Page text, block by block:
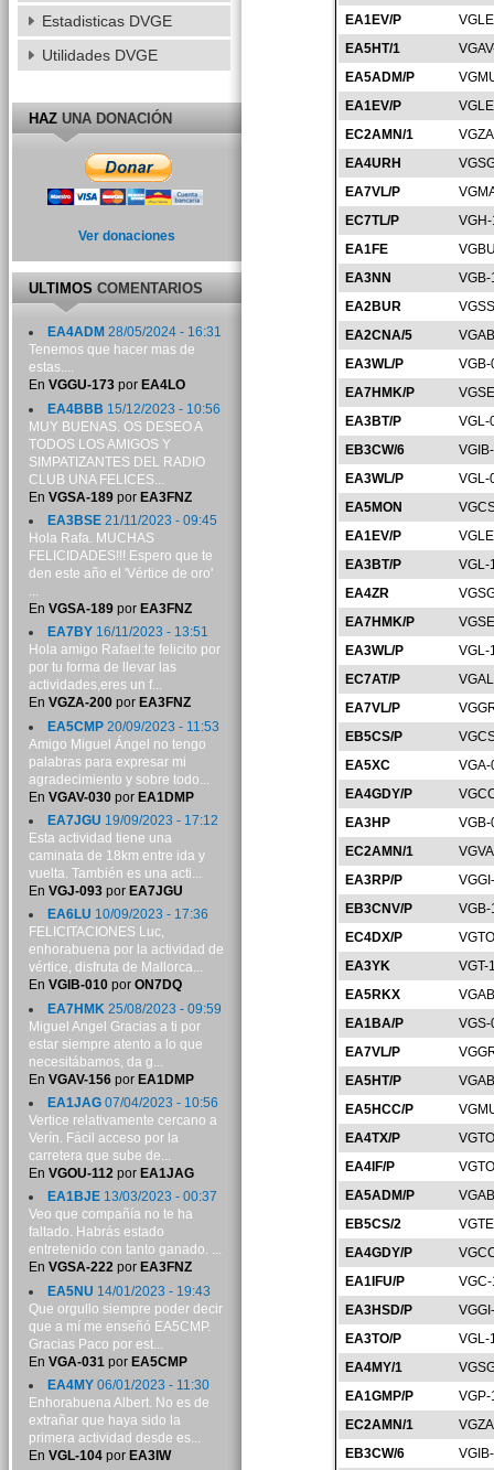
EA1EV/P
EA5HT/1
EA5ADM/P
EA1EV/P
EC2AMN/1
EA4URH
EA7VL/P
EC7TL/P
EA1FE
EA3NN
EA2BUR
EA2CNA/5
EA3WL/P
EA7HMK/P
EA3BT/P
VGL-
EB3CW/6
EA3WL/P
VGL-
EA5MON
EA1EV/P
EA3BT/P
VGL-
EA4ZR
EA7HMK/P
EA3WL/P
VGL-
EC7AT/P
EA7VL/P
EB5CS/P
EA5XC
EA4GDY/P
EA3HP
EC2AMN/1
EA3RP/P
EB3CNV/P
EC4DX/P
EA3YK
VGT-
EA5RKX
EA1BA/P
EA7VL/P
EA5HT/P
EA5HCC/P
EA4TX/P
EA4IF/P
EA5ADM/P
EB5CS/2
EA4GDY/P
EA1IFU/P
EA3HSD/P
EA3TO/P
VGL-
EA4MY/1
EA1GMP/P
EC2AMN/1
EB3CW/6
Estadisticas DVGE
Utilidades DVGE
HAZUNA DONACIÓN
Ver donaciones
ULTIMOSCOMENTARIOS
EA4ADM 28/05/2024 - 16:31
Tenemos que hacer mas de
estas....
En VGGU-173por EA4LO
EA4BBB 15/12/2023 - 10:56
MUY BUENAS. OS DESEO A
TODOS LOS AMIGOS Y
SIMPATIZANTES DEL RADIO
CLUB UNA FELICES...
En VGSA-189por EA3FNZ
EA3BSE21/11/2023 - 09:45
Hola Rafa. MUCHAS
FELICIDADES!!! Espero que te
den este año el 'Vértice de oro'
...
En VGSA-189por EA3FNZ
EA7BY16/11/2023 - 13:51
Hola amigo Rafael:te felicito por
por tu forma de llevar las
actividades,eres un f...
En VGZA-200por EA3FNZ
EA5CMP20/09/2023 - 11:53
Amigo Miguel Ángel no tengo
palabras para expresar mi
agradecimiento y sobre todo...
En VGAV-030por EA1DMP
EA7JGU 19/09/2023 - 17:12
Esta actividad tiene una
caminata de 18km entre ida y
vuelta. También es una acti...
En VGJ-093por EA7JGU
EA6LU 10/09/2023 - 17:36
FELICITACIONES Luc,
enhorabuena por la actividad de
vértice, disfruta de Mallorca...
En VGIB-010por ON7DQ
EA7HMK 25/08/2023 - 09:59
Miguel Angel Gracias a ti por
estar siempre atento a lo que
necesitábamos, da g...
En VGAV-156por EA1DMP
EA1JAG07/04/2023 - 10:56
Vertice relativamente cercano a
Verín. Fácil acceso por la
carretera que sube de...
En VGOU-112por EA1JAG
EA1BJE13/03/2023 - 00:37
Veo que compañía no te ha
faltado. Habrás estado
entretenido con tanto ganado. ...
En VGSA-222por EA3FNZ
EA5NU 14/01/2023 - 19:43
Que orgullo siempre poder decir
que a mí me enseñó EA5CMP.
Gracias Paco por est...
En VGA-031 por EA5CMP
EA4MY06/01/2023 - 11:30
Enhorabuena Albert. No es de
extrañar que haya sido la
primera actividad desde es...
En VGL-104por EA3IW